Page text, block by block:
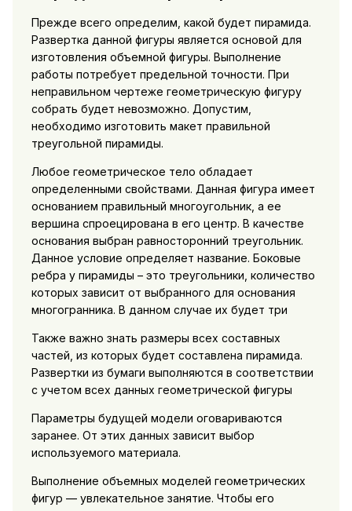
Прежде всего определим, какой будет пирамида.
Развертка данной фигуры является основой для
изготовления объемной фигуры. Выполнение
работы потребует предельной точности. При
неправильном чертеже геометрическую фигуру
собрать будет невозможно. Допустим,
необходимо изготовить макет правильной
треугольной пирамиды.
Любое геометрическое тело обладает
определенными свойствами. Данная фигура имеет
основанием правильный многоугольник, а ее
вершина спроецирована в его центр. В качестве
основания выбран равносторонний треугольник.
Данное условие определяет название. Боковые
ребра у пирамиды – это треугольники, количество
которых зависит от выбранного для основания
многогранника. В данном случае их будет три
Также важно знать размеры всех составных
частей, из которых будет составлена пирамида.
Развертки из бумаги выполняются в соответствии
с учетом всех данных геометрической фигуры
Параметры будущей модели оговариваются
заранее. От этих данных зависит выбор
используемого материала.
Выполнение объемных моделей геометрических
фигур — увлекательное занятие. Чтобы его